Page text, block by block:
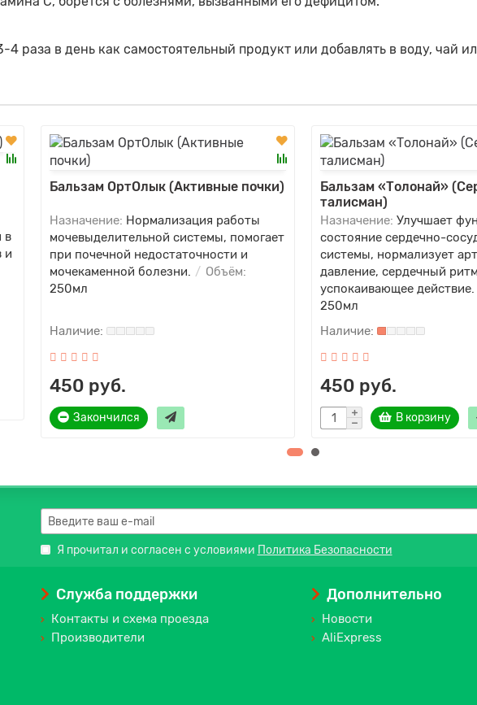
4 раза в день как самостоятельный продукт или добавлять в воду, чай
в
и
Бальзам ОртОлык (Активные почки)
Назначение: Нормализация работы
мочевыделительной системы, помогает
при почечной недостаточности и
мочекаменной болезни.
Объём:
250мл
450 руб.
Закончился
Бальзам «Толонай»
талисман)
Назначение: Улучшает
состояние сердечно-
системы, нормализует
давление, сердечный
успокаивающее действие.
250мл
450 руб.
В корзину
Я прочитал и согласен с условиями Политика Безопасности
Служба поддержки
Контакты и схема проезда
Производители
Дополнительно
Новости
AliExpress